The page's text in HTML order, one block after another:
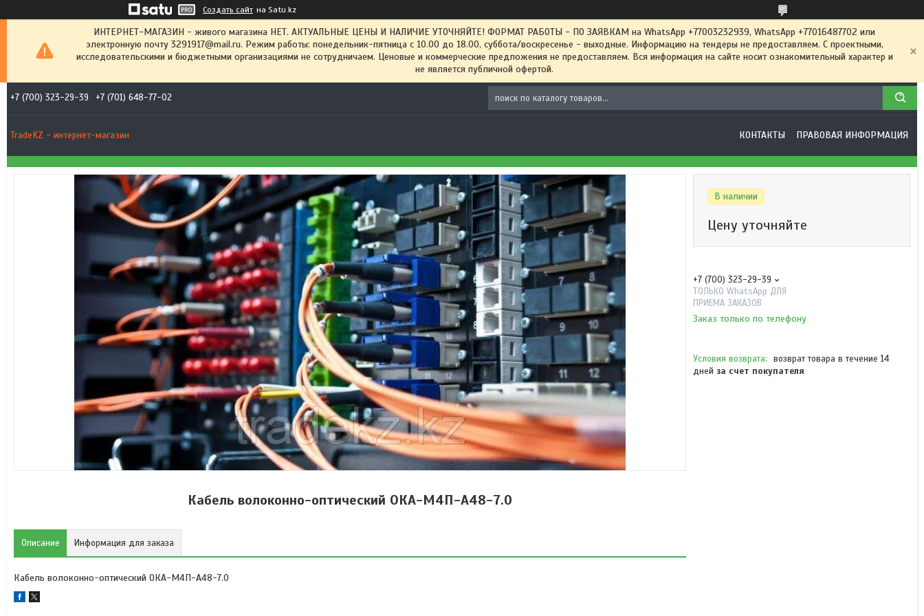
Создать сайт на Satu.kz
ИНТЕРНЕТ-МАГАЗИН - живого магазина НЕТ. АКТУАЛЬНЫЕ ЦЕНЫ И НАЛИЧИЕ УТОЧНЯЙТЕ! ФОРМАТ РАБОТЫ - ПО ЗАЯВКАМ на WhatsApp +77003232939, WhatsApp +77016487702 или
электронную почту 3291917@mail.ru. Режим работы: понедельник-пятница с 10.00 до 18.00, суббота/воскресенье - выходные. Информацию на тендеры не предоставляем. С проектными,
исследовательскими и бюджетными организациями не сотрудничаем. Ценовые и коммерческие предложения не предоставляем. Вся информация на сайте носит ознакомительный характер и
не является публичной офертой.
+7 (700) 323-29-39 +7 (701) 648-77-02
TradeKZ - интернет-магазин КОНТАКТЫ ПРАВОВАЯ ИНФОРМАЦИЯ
Кабель волоконно-оптический ОКА-М4П-А48-7.0
Описание Информация для заказа
Кабель волоконно-оптический ОКА-М4П-А48-7.0
В наличии
Цену уточняйте
+7 (700) 323-29-39
ТОЛЬКО WhatsApp ДЛЯ
ПРИЕМА ЗАКАЗОВ
Заказ только по телефону
возврат товара в течение 14
дней за счет покупателя